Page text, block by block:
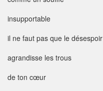
insupportable
il ne faut pas que le désespoir
agrandisse les trous
de ton cœur